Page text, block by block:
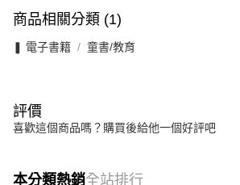
商品相關分類 (1)
❚ 電子書籍 童書/教育
評價
喜歡這個商品嗎？購買後給他一個好評吧
本分類熱銷全站排行